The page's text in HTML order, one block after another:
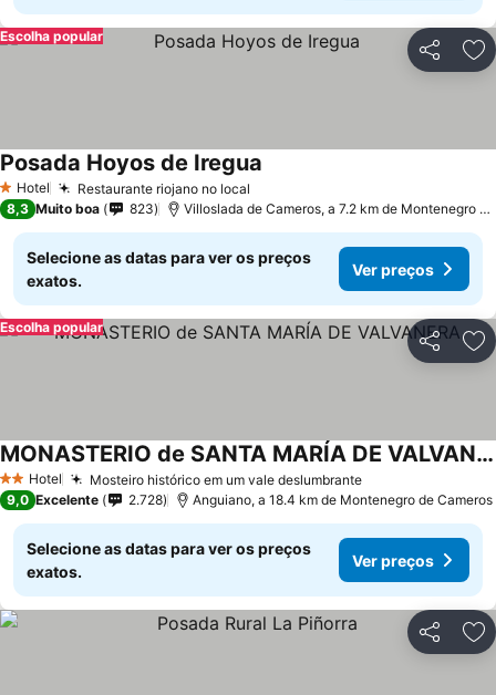
Partilhar
Escolha popular
1 Estrelas
Hotel Restaurante riojano no local
Posada Hoyos de Iregua
8,3 Muito boa 823 Villoslada de Cameros, a 7.2 km de Montenegro
Selecione as datas para ver os preços
exatos.
Ver preços
Partilhar
Escolha popular
2 Estrelas
Hotel Mosteiro histórico em um vale deslumbranteVer preços
MONASTERIO de SANTA MARÍA DE VALVANERA
Ver preços
9,0 Excelente 2.728 Anguiano, a 18.4 km de Montenegro de Cameros
Selecione as datas para ver os preços
exatos.
Ver preços
Partilhar